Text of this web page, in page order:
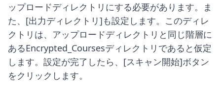
ップロードディレクトリにする必要があります。ま
た、[出力ディレクトリ]も設定します。このディレ
クトリは、アップロードディレクトリと同じ階層に
あるEncrypted_Coursesディレクトリであると仮定
します。設定が完了したら、[スキャン開始]ボタン
をクリックします。